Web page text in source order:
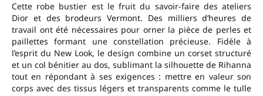
Cette robe bustier est le fruit du savoir-faire des ateliers
Dior et des brodeurs Vermont. Des milliers d’heures de
travail ont été nécessaires pour orner la pièce de perles et
paillettes formant une constellation précieuse. Fidèle à
l’esprit du New Look, le design combine un corset structuré
et un col bénitier au dos, sublimant la silhouette de Rihanna
tout en répondant à ses exigences : mettre en valeur son
corps avec des tissus légers et transparents comme le tulle